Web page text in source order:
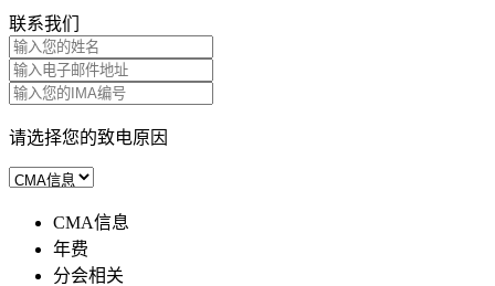
联系我们
请选择您的致电原因
CMA信息
年费
分会相关